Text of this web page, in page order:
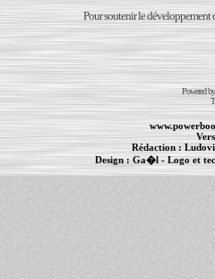
Pour soutenir le développement
Powered
Rédaction :
Design :Ga�l- Logo et
PowerBook